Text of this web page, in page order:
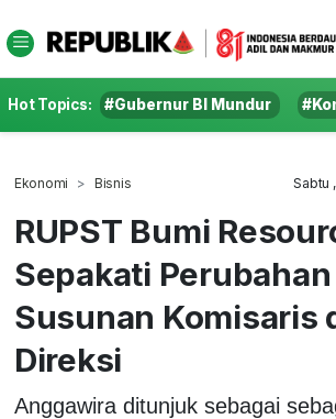
Hot Topics: #Gubernur BI Mundur
Ekonomi Bisnis Sabtu
RUPST Bumi
Sepakati Perubahan
Susunan Komisaris
Direksi
Anggawira ditunjuk sebagai